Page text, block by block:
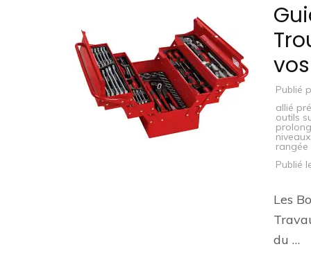
Publié
allié
outils
Publié
Les
du …